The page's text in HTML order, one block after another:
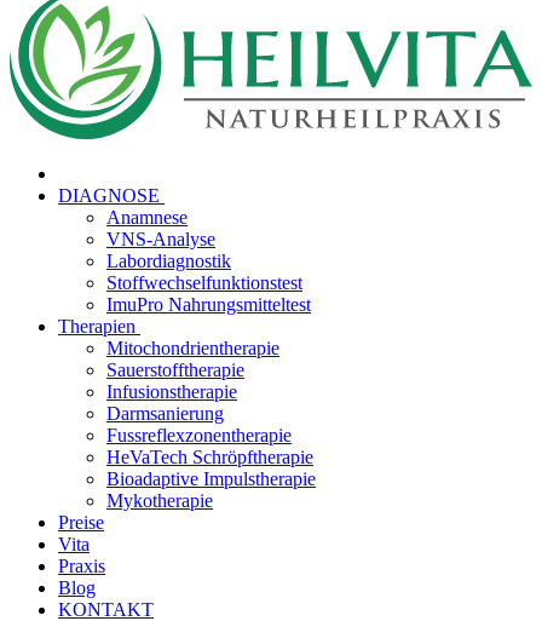
DIAGNOSE
Anamnese
VNS-Analyse
Labordiagnostik
Stoffwechselfunktionstest
ImuPro Nahrungsmitteltest
Therapien
Mitochondrientherapie
Sauerstofftherapie
Infusionstherapie
Darmsanierung
Fussreflexzonentherapie
HeVaTech Schröpftherapie
Bioadaptive Impulstherapie
Mykotherapie
Preise
Vita
Praxis
Blog
KONTAKT